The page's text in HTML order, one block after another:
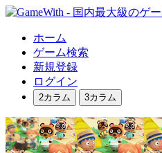
ホーム
ゲーム検索
新規登録
ログイン
2カラム 3カラム